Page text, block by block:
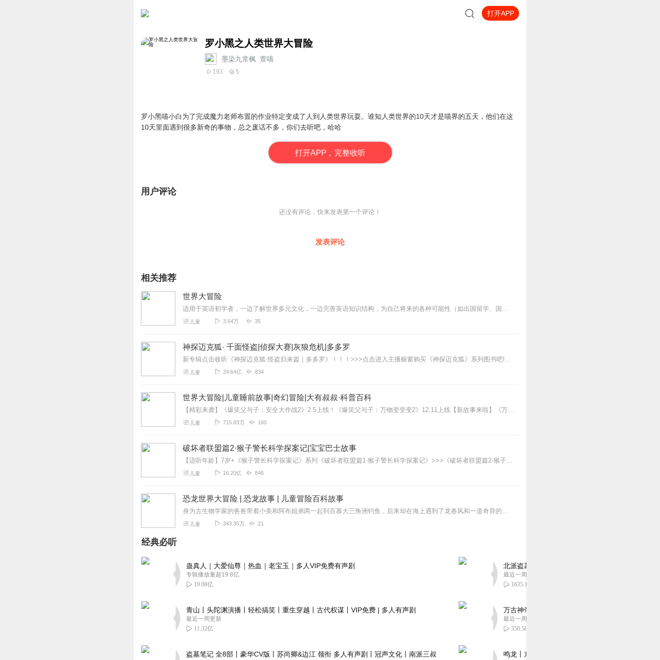
打开APP
罗小黑之人类世界大冒险
墨染九常枫_萱喵
193 5
罗小黑喵小白为了完成魔力老师布置的作业特定变成了人到人类世界玩耍。谁知人类世界的10天才是喵界的五天，他们在这
10天里面遇到很多新奇的事物，总之废话不多，你们去听吧，哈哈
打开APP，完整收听
用户评论
还没有评论，快来发表第一个评论！
发表评论
相关推荐
世界大冒险
适用于英语初学者，一边了解世界多元文化，一边完善英语知识结构，为自己将来的各种可能性（如出国留学、国际交流等）做好准备。
儿童 3.64万 35
神探迈克狐· 千面怪盗|侦探大赛|灰狼危机|多多罗
新专辑点击收听《神探迈克狐·怪盗归来篇｜多多罗》！！！>>>点击进入主播橱窗购买《神探迈克狐》系列图书吧!<<<多多罗故事【点击前往】收听多多罗其他好玩有趣的故...
儿童 24.64亿 834
世界大冒险|儿童睡前故事|奇幻冒险|大有叔叔·科普百科
【精彩来袭】《爆笑父与子：安全大作战2》2.5上线！《爆笑父与子：万物变变变2》12.11上线【新故事来啦】《万物大百科》【第二季来啦】《万物大百科2》《父与子...
儿童 715.83万 160
破坏者联盟篇2·猴子警长科学探案记|宝宝巴士故事
【适听年龄】7岁+《猴子警长科学探案记》系列《破坏者联盟篇1·猴子警长科学探案记》>>>《破坏者联盟篇2·猴子警长科学探案记》>>>《破坏者联盟篇3·猴子警长科...
儿童 16.20亿 846
恐龙世界大冒险 | 恐龙故事 | 儿童冒险百科故事
身为古生物学家的爸爸带着小美和阿布姐弟两一起到百慕大三角洲钓鱼，后来却在海上遇到了龙卷风和一道奇异的光，被迫掉入了远古的恐龙世界，他们与白垩纪时期的恐龙经历了一...
儿童 343.35万 21
经典必听
蛊真人｜大爱仙尊｜热血｜老宝玉｜多人VIP免费有声剧
专辑播放量超19.8亿
19.08亿
青山丨头陀渊演播丨轻松搞笑丨重生穿越丨古代权谋丨VIP免费 | 多人有声剧
最近一周更新
11.32亿
盗墓笔记 全8部丨豪华CV版丨苏尚卿&边江 领衔 多人有声剧丨冠声文化丨南派三叔
北派盗墓笔记丨头陀渊出品丨悬疑灵异丨摸金校尉
最近一周更新
1635.12万
万古神帝丨玄幻丨热血丨紫襟团队演播丨多人有声
最近一周更新
350.58万
鸣龙丨东方玄幻丨紫襟团队丨轻松搞笑丨多人有声